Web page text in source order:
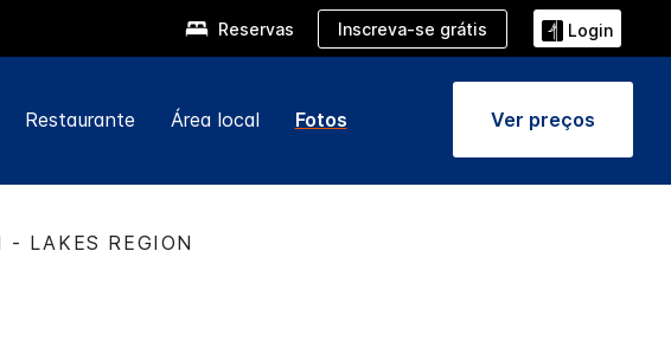
Reservas Inscreva-se grátis Login
Restaurante Área local Fotos Ver preços
- LAKES REGION